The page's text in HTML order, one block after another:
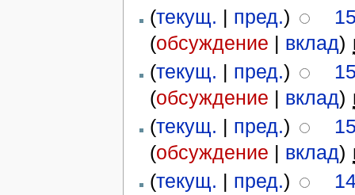
(текущ. | пред.)
(обсуждение | вклад)
(текущ. | пред.)
(обсуждение | вклад)
(текущ. | пред.)
(обсуждение | вклад)
(текущ. | пред.)